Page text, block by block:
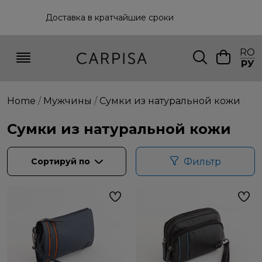
Доставка в кратчайшие сроки
RO
РУ
Home Мужчины Сумки из натуральной кожи
Сумки из натуральной кожи
Сортируй по Фильтр